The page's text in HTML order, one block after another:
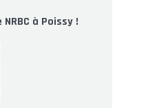
à Poissy !